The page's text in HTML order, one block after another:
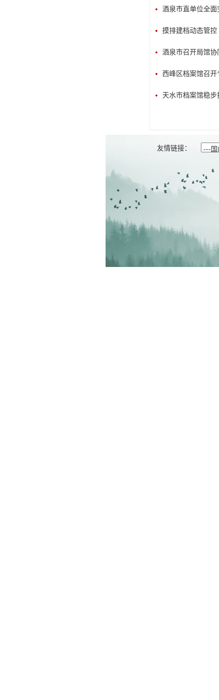
酒泉市直单位全
摸排建档动态管
酒泉市召开局馆
西峰区档案馆召
天水市档案馆稳
友情链接：